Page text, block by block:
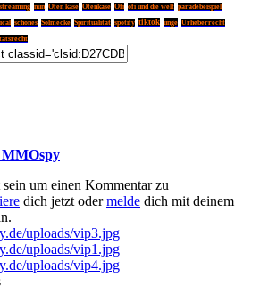
nun Ofen käse Ofenkäse Ofi ofi und die welt paradebeispiel
schönes Solmecke Spiritualität spotify tiktok unge Urheberrecht
MMOspy
um einen Kommentar zu
dich jetzt odermelde dich mit deinem